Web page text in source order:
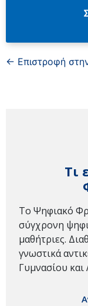
← Επιστροφή
Τι
Το Ψηφιακό
σύγχρονη
μαθήτριες.
γνωστικά
Γυμνασίου και